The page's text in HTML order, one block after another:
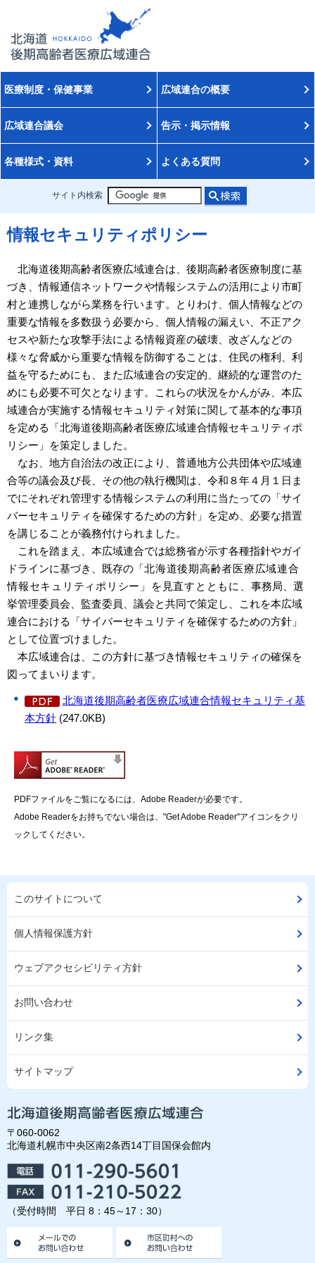
医療制度・保健事業 広域連合の概要
広域連合議会 告示・掲示情報
各種様式・資料 よくある質問
サイト内検索
情報セキュリティポリシー
北海道後期高齢者医療広域連合は、後期高齢者医療制度に基
づき、情報通信ネットワークや情報システムの活用により市町
村と連携しながら業務を行います。とりわけ、個人情報などの
重要な情報を多数扱う必要から、個人情報の漏えい、不正アク
セスや新たな攻撃手法による情報資産の破壊、改ざんなどの
様々な脅威から重要な情報を防御することは、住民の権利、利
益を守るためにも、また広域連合の安定的、継続的な運営のた
めにも必要不可欠となります。これらの状況をかんがみ、本広
域連合が実施する情報セキュリティ対策に関して基本的な事項
を定める「北海道後期高齢者医療広域連合情報セキュリティポ
リシー」を策定しました。
なお、地方自治法の改正により、普通地方公共団体や広域連
合等の議会及び長、その他の執行機関は、令和８年４月１日ま
でにそれぞれ管理する情報システムの利用に当たっての「サイ
バーセキュリティを確保するための方針」を定め、必要な措置
を講じることが義務付けられました。
これを踏まえ、本広域連合では総務省が示す各種指針やガイ
ドラインに基づき、既存の「北海道後期高齢者医療広域連合
情報セキュリティポリシー」を見直すとともに、 事務局、選
挙管理委員会、監査委員、議会と共同で策定し、これを本広域
連合における「サイバーセキュリティを確保するための方針」
として位置づけました。
本広域連合は、この方針に基づき情報セキュリティの確保を
図ってまいります。
北海道後期高齢者医療広域連合情報セキュリティ基
本方針 (247.0KB)
PDFファイルをご覧になるには、Adobe Readerが必要です。
Adobe Readerをお持ちでない場合は、"Get Adobe Reader"アイコンをクリ
ックしてください。
このサイトについて
個人情報保護方針
ウェブアクセシビリティ方針
お問い合わせ
リンク集
サイトマップ
〒060-0062
北海道札幌市中央区南2条西14丁目国保会館内
（受付時間 平日 8：45～17：30）